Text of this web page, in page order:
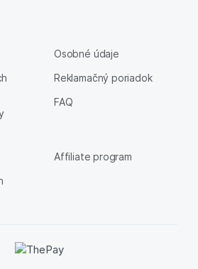
Osobné údaje
Reklamačný poriadok
FAQ
Affiliate program